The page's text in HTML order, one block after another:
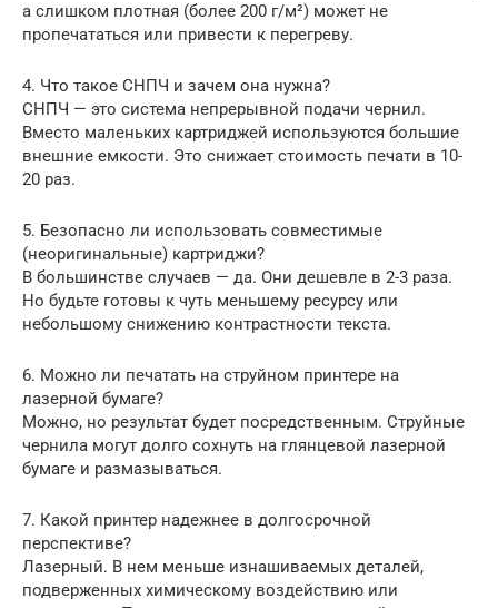
а слишком плотная (более 200 г/м²) может не
пропечататься или привести к перегреву.
4. Что такое СНПЧ и зачем она нужна?
СНПЧ — это система непрерывной подачи чернил.
Вместо маленьких картриджей используются большие
внешние емкости. Это снижает стоимость печати в 10-
20 раз.
5. Безопасно ли использовать совместимые
(неоригинальные) картриджи?
В большинстве случаев — да. Они дешевле в 2-3 раза.
Но будьте готовы к чуть меньшему ресурсу или
небольшому снижению контрастности текста.
6. Можно ли печатать на струйном принтере на
лазерной бумаге?
Можно, но результат будет посредственным. Струйные
чернила могут долго сохнуть на глянцевой лазерной
бумаге и размазываться.
7. Какой принтер надежнее в долгосрочной
перспективе?
Лазерный. В нем меньше изнашиваемых деталей,
подверженных химическому воздействию или